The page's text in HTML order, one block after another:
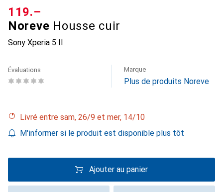
Noreve Housse cuir
Sony Xperia 5 II
CHF
119.–
Évaluations Marque
Plus de produits Noreve
Livré entre sam, 26/9 et mer, 14/10
M'informer si le produit est disponible plus tôt
Ajouter au panier